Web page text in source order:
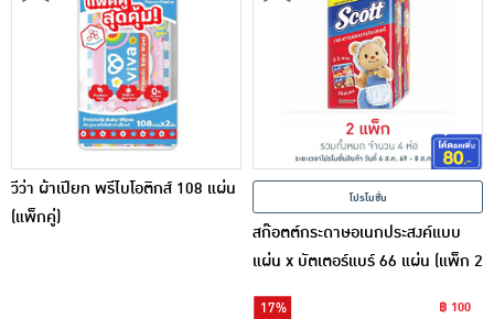
วีว่า ผ้าเปียก พรีไบโอติกส์ 108 แผ่น
(แพ็กคู่)
โปรโมชั่น
สก๊อตต์กระดาษอเนกประสงค์แบบ
แผ่น x บัตเตอร์แบร์ 66 แผ่น (แพ็ก 2
17%
฿ 100